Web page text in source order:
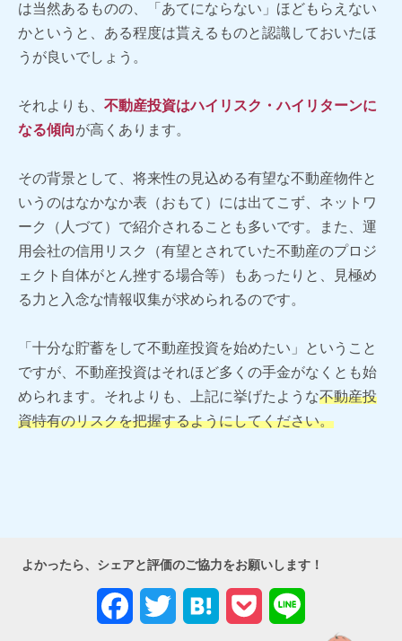
は当然あるものの、「あてにならない」ほどもらえない
かというと、ある程度は貰えるものと認識しておいたほ
うが良いでしょう。
それよりも、 不動産投資はハイリスク・ハイリターンに
なる傾向が高くあります。
その背景として、将来性の見込める有望な不動産物件と
いうのはなかなか表（おもて）には出てこず、ネットワ
ーク（人づて）で紹介されることも多いです。また、運
用会社の信用リスク（有望とされていた不動産のプロジ
ェクト自体がとん挫する場合等）もあったりと、見極め
る力と入念な情報収集が求められるのです。
「十分な貯蓄をして不動産投資を始めたい」ということ
ですが、不動産投資はそれほど多くの手金がなくとも始
められます。それよりも、上記に挙げたような不動産投
資特有のリスクを把握するようにしてください。
よかったら、シェアと評価のご協力をお願いします！
FacebookTwitter Hatena Pocket